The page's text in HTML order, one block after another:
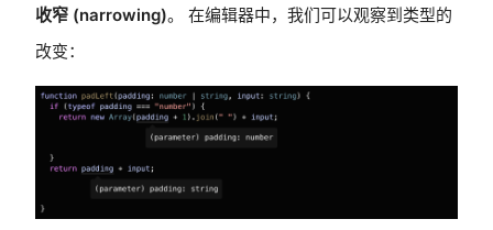
收窄 (narrowing)。 在编辑器中，我们可以观察到类型的
改变：